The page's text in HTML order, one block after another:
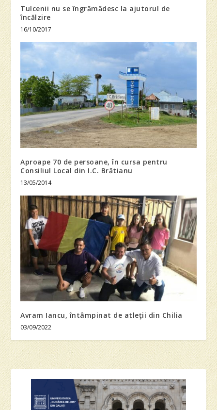
Tulcenii nu se îngrămădesc la ajutorul de
încălzire
16/10/2017
Aproape 70 de persoane, în cursa pentru
Consiliul Local din I.C. Brătianu
13/05/2014
Avram Iancu, întâmpinat de atleţii din Chilia
03/09/2022